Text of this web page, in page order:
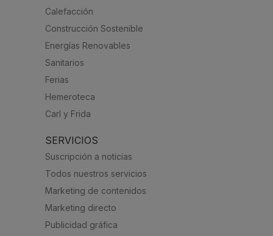
Calefacción
Construcción Sostenible
Energías Renovables
Sanitarios
Ferias
Hemeroteca
Carl y Frida
SERVICIOS
Suscripción a noticias
Todos nuestros servicios
Marketing de contenidos
Marketing directo
Publicidad gráfica